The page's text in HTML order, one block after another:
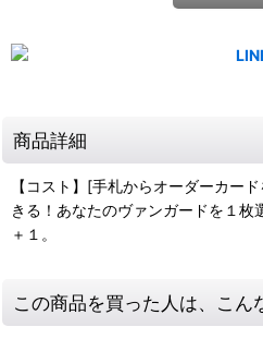
商品詳細
【コスト】[手札からオーダーカー
きる！あなたのヴァンガードを１
＋１。
この商品を買った人は、こん